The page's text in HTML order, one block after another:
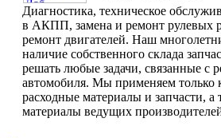
Диагностика, техническое
в АКПП, замена и ремонт рулевых
ремонт двигателей. Наш
наличие собственного склада
решать любые задачи, связанные с
автомобиля. Мы применяем только
расходные материалы и запчасти, а
материалы ведущих